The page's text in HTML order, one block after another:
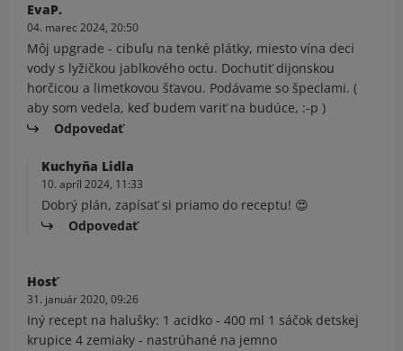
EvaP.
04. marec 2024, 20:50
Môj upgrade - cibuľu na tenké plátky, miesto vína deci
vody s lyžičkou jablkového octu. Dochutiť dijonskou
horčicou a limetkovou šťavou. Podávame so špeclami. (
aby som vedela, keď budem variť na budúce, :-p )
Odpovedať
Kuchyňa Lidla
10. apríl 2024, 11:33
Dobrý plán, zapísať si priamo do receptu! 😍
Odpovedať
Hosť
31. január 2020, 09:26
Iný recept na halušky: 1 acidko - 400 ml 1 sáčok detskej
krupice 4 zemiaky - nastrúhané na jemno